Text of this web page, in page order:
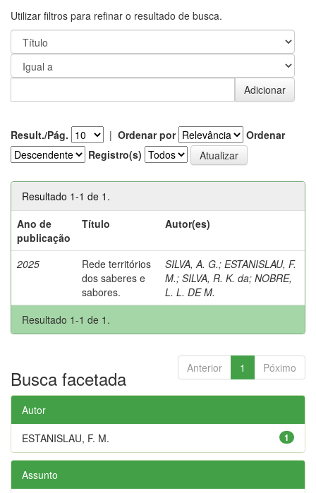
Utilizar filtros para refinar o resultado de busca.
Result./Pág. | Ordenar por
Ordenar
Registro(s)
Resultado 1-1 de 1.
Ano de
publicação
Título Autor(es)
2025
Rede territórios
dos saberes e
sabores.
SILVA, A. G.; ESTANISLAU, F.
M.; SILVA, R. K. da; NOBRE,
L. L. DE M.
Resultado 1-1 de 1.
Anterior 1 Póximo
Busca facetada
Autor
1
ESTANISLAU, F. M.
Assunto